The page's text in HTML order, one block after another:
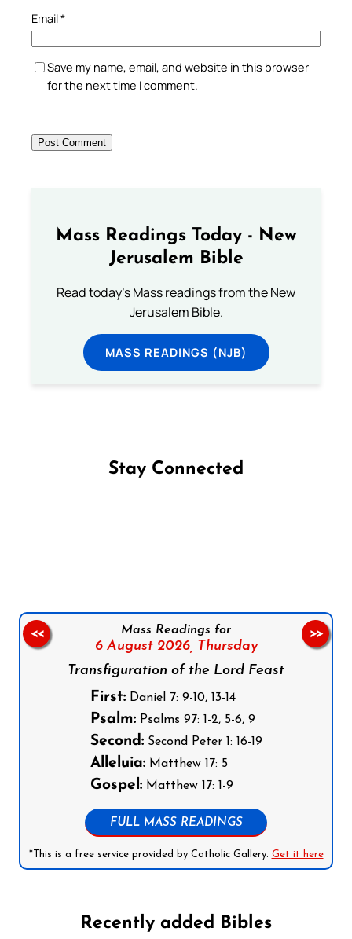
Email*
Save my name, email, and website in this browser
for the next time I comment.
Mass Readings Today - New
Jerusalem Bible
Read today's Mass readings from the New
Jerusalem Bible.
MASS READINGS (NJB)
Stay Connected
Mass Readings for
6 August 2026,
Thursday
Transfiguration of the Lord Feast
First:Daniel 7: 9-10, 13-14
Psalm:Psalms 97: 1-2, 5-6, 9
Second:Second Peter 1: 16-19
Alleluia:Matthew 17: 5
Gospel:Matthew 17: 1-9
FULL MASS READINGS
*This is a free service provided by Catholic Gallery. Get it here
<< >>
Recently added Bibles